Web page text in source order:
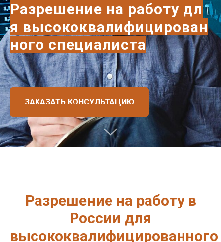
Разрешение на работу дл
я высококвалифицирован
ного специалиста
ЗАКАЗАТЬ КОНСУЛЬТАЦИЮ
Разрешение на работу в
России для
высококвалифицированного